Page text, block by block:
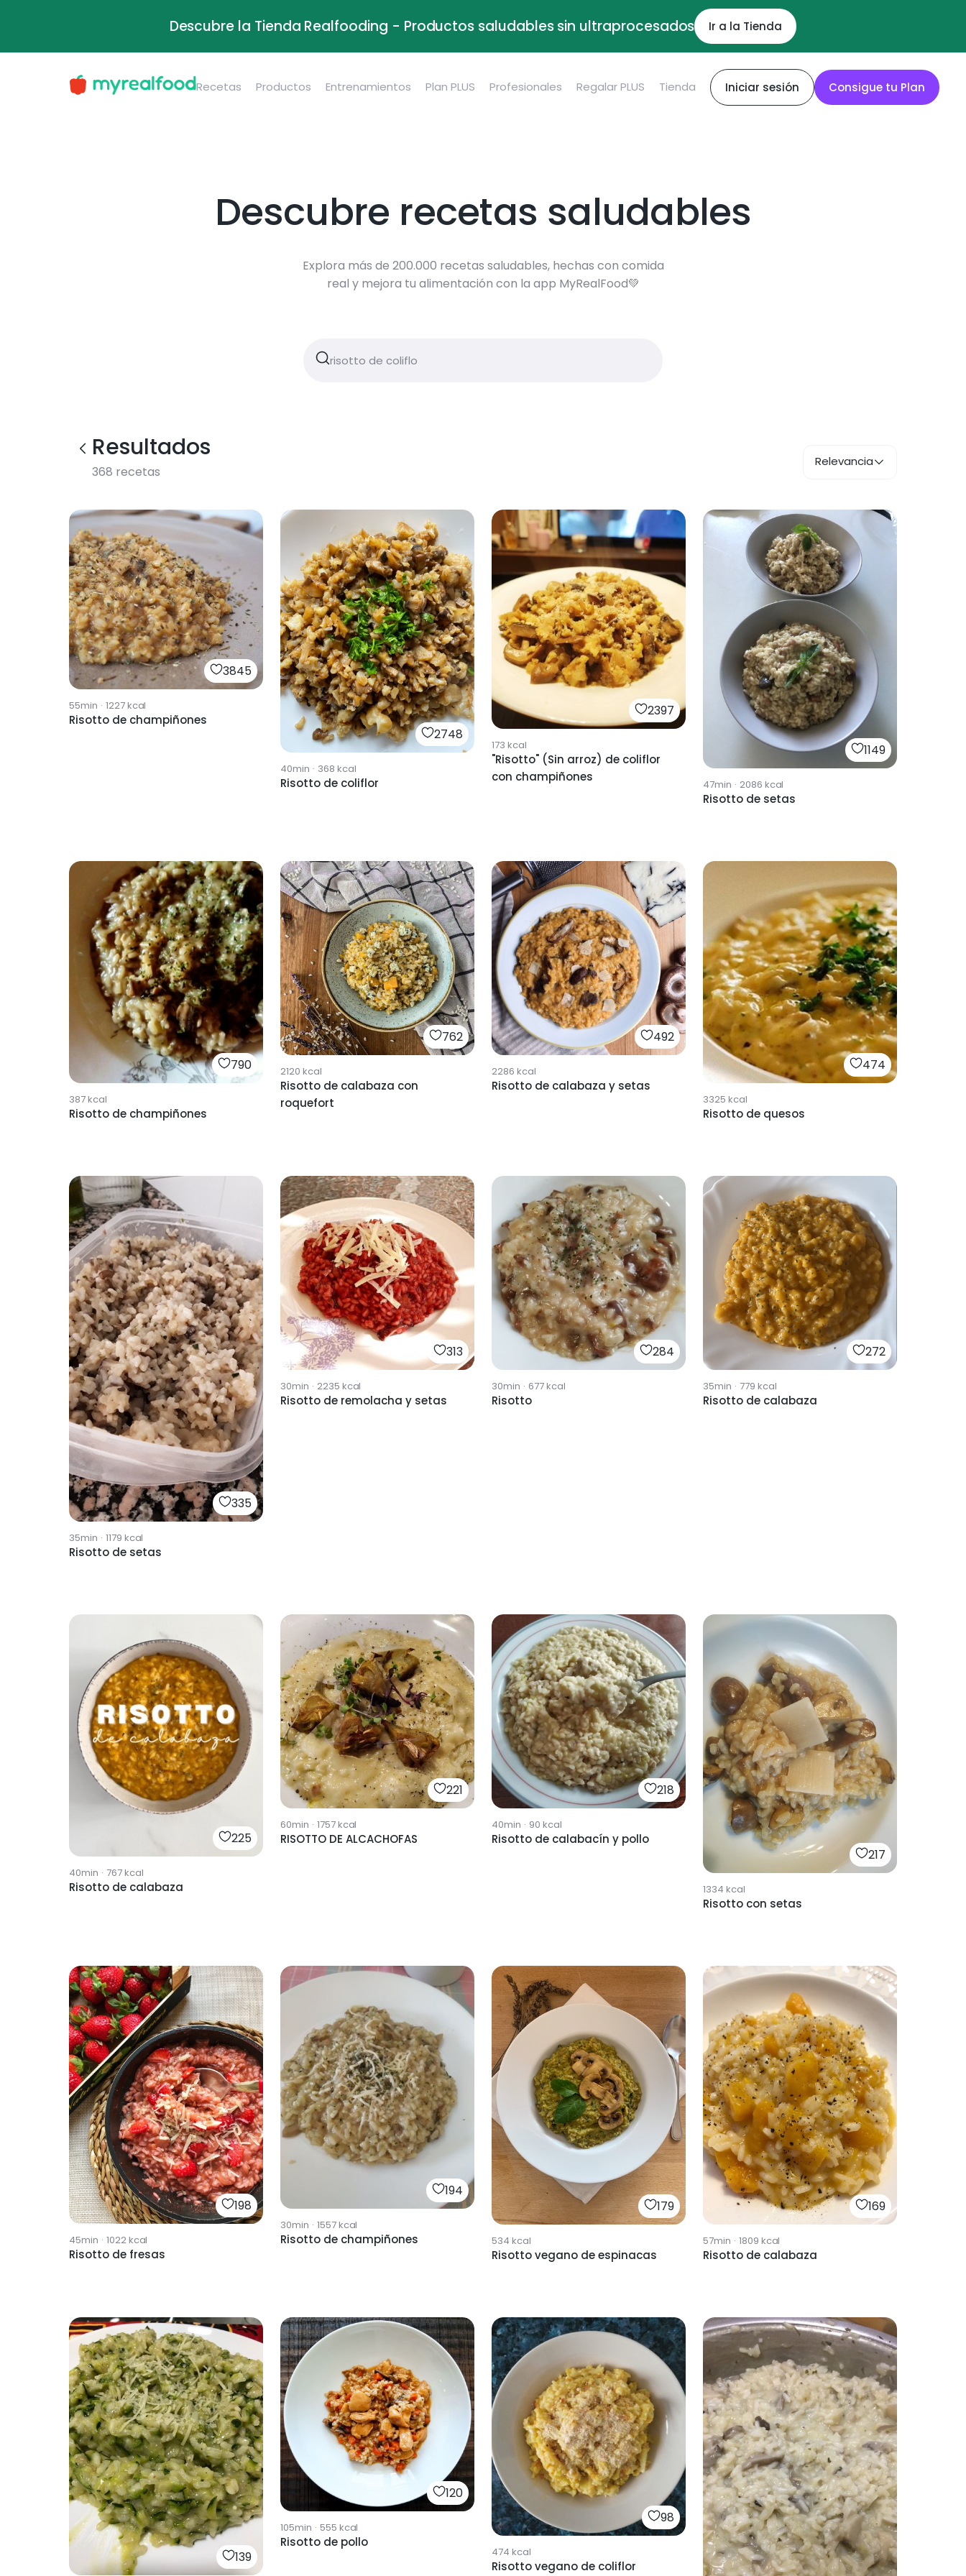
Descubre la Tienda Realfooding - Productos saludables sin ultraprocesados Ir a la Tienda
Recetas Productos Entrenamientos Plan PLUS Profesionales Regalar PLUS Tienda Iniciar sesión Consigue tu Plan
Descubre recetas saludables
Explora más de 200.000 recetas saludables, hechas con comida
real y mejora tu alimentación con la app MyRealFood💚
Resultados
368 recetas
Relevancia
3845
55min · 1227kcal
Risotto de champiñones
2748
40min · 368 kcal
Risotto de coliflor
2397
173 kcal
"Risotto" (Sin arroz) de coliflor
con champiñones
1149
47min · 2086 kcal
Risotto de setas
790
387kcal
Risotto de champiñones
762
2120 kcal
Risotto de calabaza con
roquefort
492
2286 kcal
Risotto de calabaza y setas
474
3325 kcal
Risotto de quesos
335
35min · 1179 kcal
Risotto de setas
313
30min · 2235 kcal
Risotto de remolacha y setas
284
30min · 677kcal
Risotto
272
35min · 779 kcal
Risotto de calabaza
225
40min · 767kcal
Risotto de calabaza
221
60min · 1757kcal
RISOTTO DE ALCACHOFAS
218
40min · 90 kcal
Risotto de calabacín y pollo
217
1334 kcal
Risotto con setas
198
45min · 1022kcal
Risotto de fresas
194
30min · 1557kcal
Risotto de champiñones
179
534 kcal
Risotto vegano de espinacas
169
57min · 1809 kcal
Risotto de calabaza
139
120
105min · 555 kcal
Risotto de pollo
98
474 kcal
Risotto vegano de coliflor